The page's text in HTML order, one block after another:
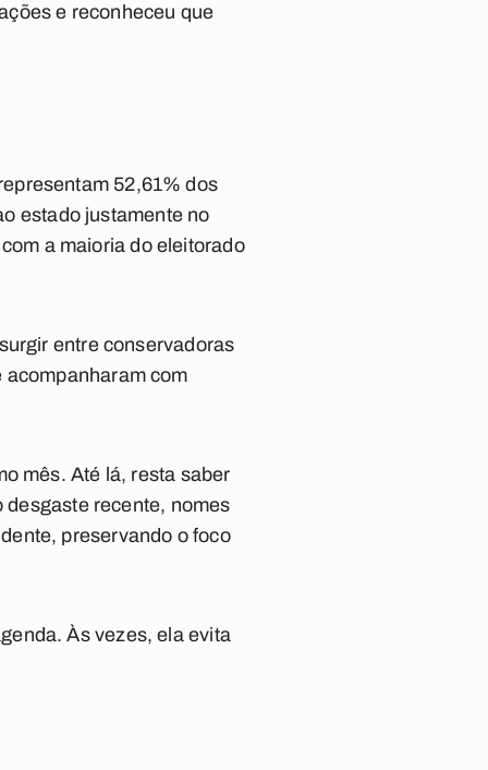
e reconheceu que
52,61% dos
estado justamente no
a maioria do eleitorado
entre conservadoras
acompanharam com
mês. Até lá, resta saber
desgaste recente, nomes
preservando o foco
Às vezes, ela evita